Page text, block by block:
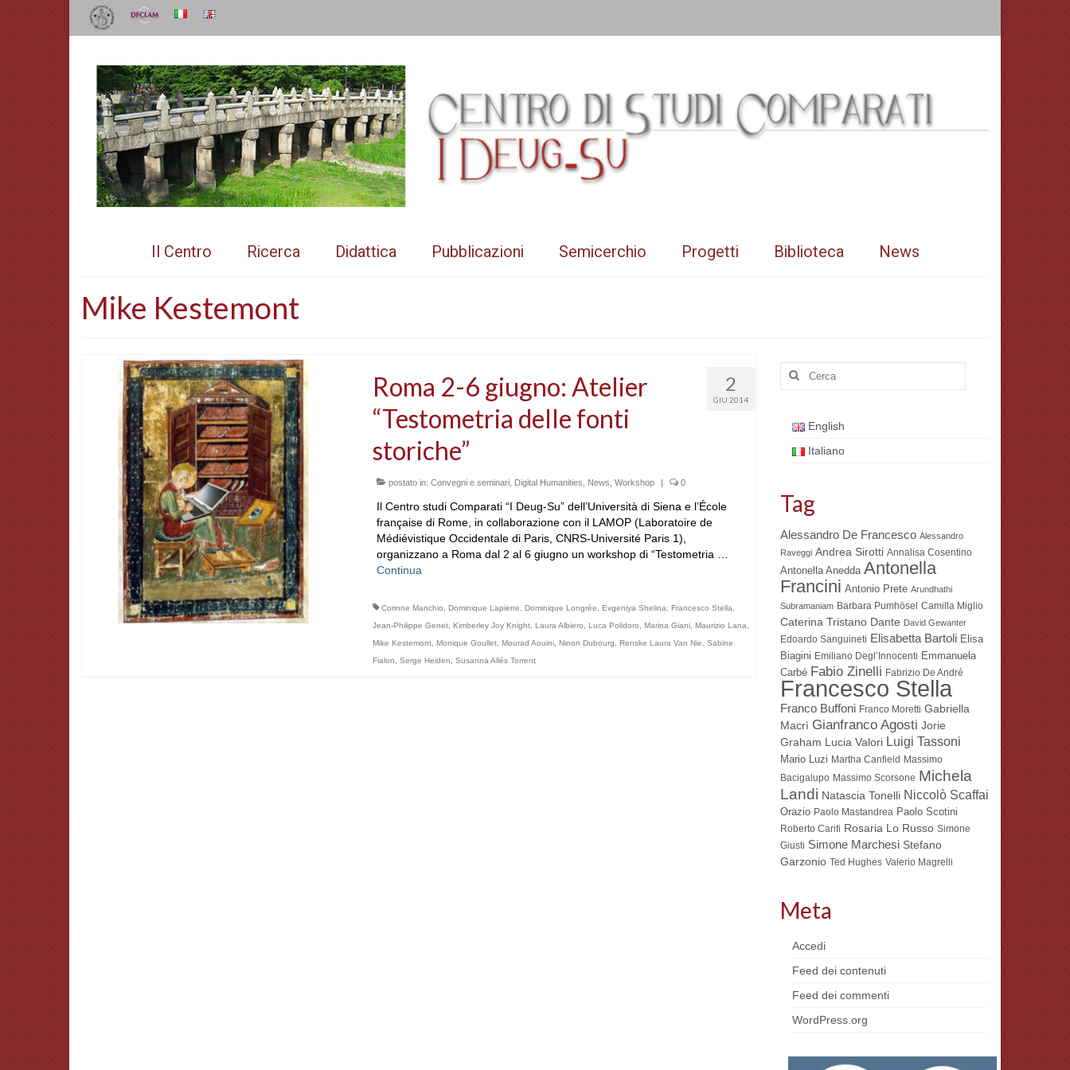
Il Centro Ricerca Didattica Pubblicazioni Semicerchio Progetti Biblioteca News
Mike Kestemont
2
GIU 2014
Roma 2-6 giugno: Atelier
“Testometria delle fonti
storiche”
postato in: Convegni e seminari, Digital Humanities News Workshop | 0
Il Centro studi Comparati “I Deug-Su” dell’Università di Siena e l’École
française di Rome, in collaborazione con il LAMOP (Laboratoire de
Médiévistique Occidentale di Paris, CNRS-Université Paris 1),
organizzano a Roma dal 2 al 6 giugno un workshop di “Testometria …
Continua
Corinne Manchio Dominique Lapierre Dominique Longrée Evgeniya Shelina Francesco Stella
Jean-Philippe Genet, Kimberley Joy Knight, Laura Albiero Luca Polidoro Marina Giani, Maurizio Lana
Mike Kestemont, Monique Goullet, Mourad Aouini, Ninon Dubourg Renske Laura Van Nie
Sabine
Fialon
Serge Heiden Susanna Allés Torrent
Cerca:
English
Italiano
Tag
Alessandro De Francesco Alessandro
Raveggi Andrea Sirotti Annalisa Cosentino
Antonella Anedda Antonella
Francini Antonio Prete Arundhathi
Subramaniam Barbara Pumhösel Camilla Miglio
Caterina Tristano Dante David Gewanter
Edoardo Sanguineti Elisabetta Bartoli Elisa
Biagini Emiliano Degl’Innocenti Emmanuela
Carbé Fabio Zinelli Fabrizio De André
Francesco Stella
Franco Buffoni Franco Moretti Gabriella
Macrì Gianfranco Agosti Jorie
Graham Lucia Valori Luigi Tassoni
Mario Luzi Martha Canfield Massimo
Bacigalupo Massimo Scorsone Michela
Landi Natascia Tonelli Niccolò Scaffai
Orazio Paolo Mastandrea Paolo Scotini
Roberto Carifi Rosaria Lo Russo Simone
Giusti Simone Marchesi Stefano
Garzonio Ted Hughes Valerio Magrelli
Meta
Accedi
Feed dei contenuti
Feed dei commenti
WordPress.org